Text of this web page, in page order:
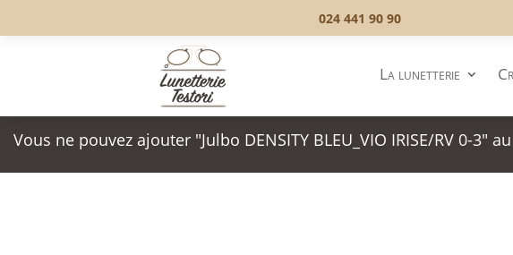
024 441 90 90
La lunetterie
Vous ne pouvez ajouter "Julbo DENSITY BLEU_VIO IRISE/RV 0-3"